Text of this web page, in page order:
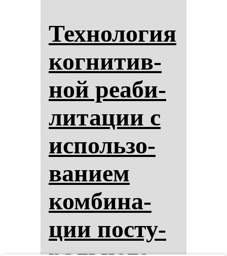
Тех­но­ло­гия
ког­ни­тив­
ной ре­аби­
ли­та­ции с
ис­поль­зо­
ва­ни­ем
ком­би­на­
ции пос­ту­